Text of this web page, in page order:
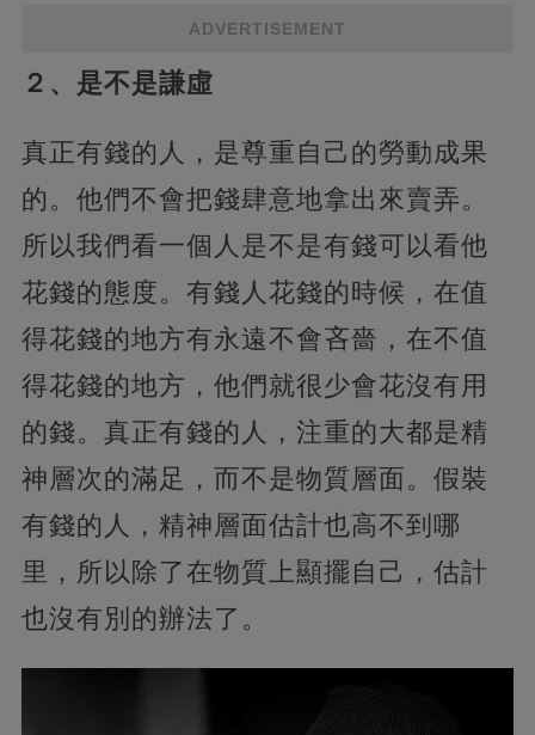
ADVERTISEMENT
２、是不是謙虛
真正有錢的人，是尊重自己的勞動成果
的。他們不會把錢肆意地拿出來賣弄。
所以我們看一個人是不是有錢可以看他
花錢的態度。有錢人花錢的時候，在值
得花錢的地方有永遠不會吝嗇，在不值
得花錢的地方，他們就很少會花沒有用
的錢。真正有錢的人，注重的大都是精
神層次的滿足，而不是物質層面。假裝
有錢的人，精神層面估計也高不到哪
里，所以除了在物質上顯擺自己，估計
也沒有別的辦法了。